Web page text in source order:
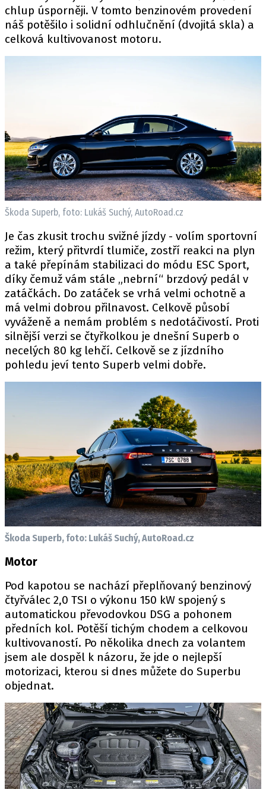
chlup úsporněji. V tomto benzinovém provedení
náš potěšilo i solidní odhlučnění (dvojitá skla) a
celková kultivovanost motoru.
Škoda Superb, foto: Lukáš Suchý, AutoRoad.cz
Je čas zkusit trochu svižné jízdy - volím sportovní
režim, který přitvrdí tlumiče, zostří reakci na plyn
a také přepínám stabilizaci do módu ESC Sport,
díky čemuž vám stále „nebrní“ brzdový pedál v
zatáčkách. Do zatáček se vrhá velmi ochotně a
má velmi dobrou přilnavost. Celkově působí
vyváženě a nemám problém s nedotáčivostí. Proti
silnější verzi se čtyřkolkou je dnešní Superb o
necelých 80 kg lehčí. Celkově se z jízdního
pohledu jeví tento Superb velmi dobře.
Škoda Superb, foto: Lukáš Suchý, AutoRoad.cz
Motor
Pod kapotou se nachází přeplňovaný benzinový
čtyřválec 2,0 TSI o výkonu 150 kW spojený s
automatickou převodovkou DSG a pohonem
předních kol. Potěší tichým chodem a celkovou
kultivovaností. Po několika dnech za volantem
jsem ale dospěl k názoru, že jde o nejlepší
motorizaci, kterou si dnes můžete do Superbu
objednat.